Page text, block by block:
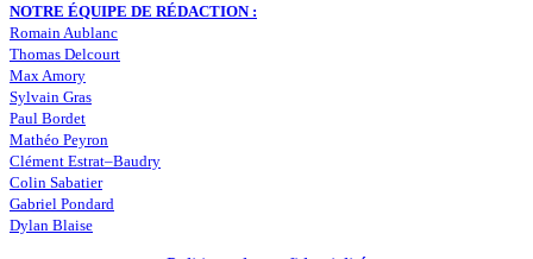
NOTRE ÉQUIPE DE RÉDACTION :
Romain Aublanc
Thomas Delcourt
Max Amory
Sylvain Gras
Paul Bordet
Mathéo Peyron
Clément Estrat–Baudry
Colin Sabatier
Gabriel Pondard
Dylan Blaise